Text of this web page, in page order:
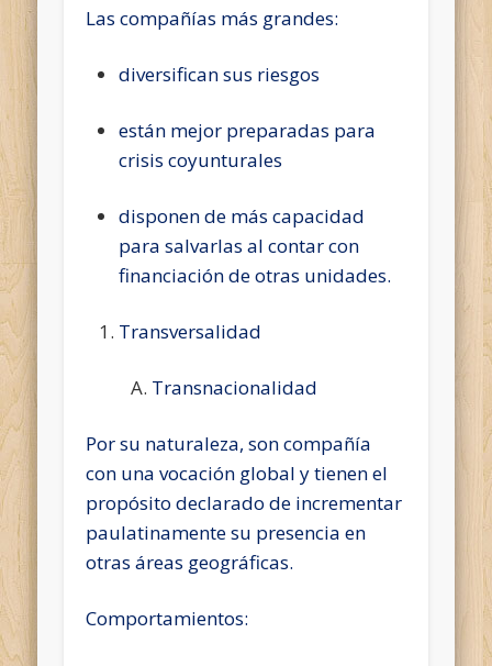
Las compañías más grandes:
diversifican sus riesgos
están mejor preparadas para
crisis coyunturales
disponen de más capacidad
para salvarlas al contar con
financiación de otras unidades.
Transversalidad
Transnacionalidad
Por su naturaleza, son compañía
con una vocación global y tienen el
propósito declarado de incrementar
paulatinamente su presencia en
otras áreas geográficas.
Comportamientos: